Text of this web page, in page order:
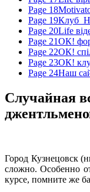
Page 18
Page 19
Page 20Life
Page 21ОК!
Page 22ОК!
Page 23ОК!
Page 24Наш
Случайная
Город Кузнецовск
сложно. Особенно
курсе, помните же